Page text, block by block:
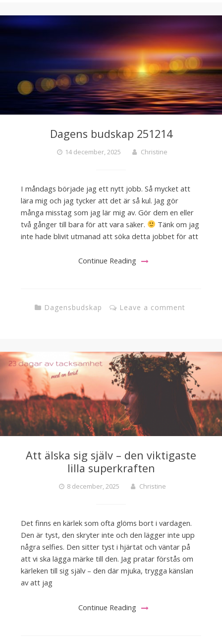
Dagens budskap 251214
14 december, 2025 Christine
I måndags började jag ett nytt jobb. Så mycket att
lära mig och jag tycker att det är så kul. Jag gör
många misstag som jag lär mig av. Gör dem en eller
två gånger till bara för att vara säker.
Tänk om jag
inte hade blivit utmanad att söka detta jobbet för att
Continue Reading
Dagensbudskap Leave a comment
Att älska sig själv – den viktigaste
lilla superkraften
8 december, 2025 Christine
Det finns en kärlek som ofta glöms bort i vardagen.
Den är tyst, den skryter inte och den lägger inte upp
några selfies. Den sitter tyst i hjärtat och väntar på
att vi ska lägga märke till den. Jag pratar förstås om
kärleken till sig själv – den där mjuka, trygga känslan
av att jag
Continue Reading